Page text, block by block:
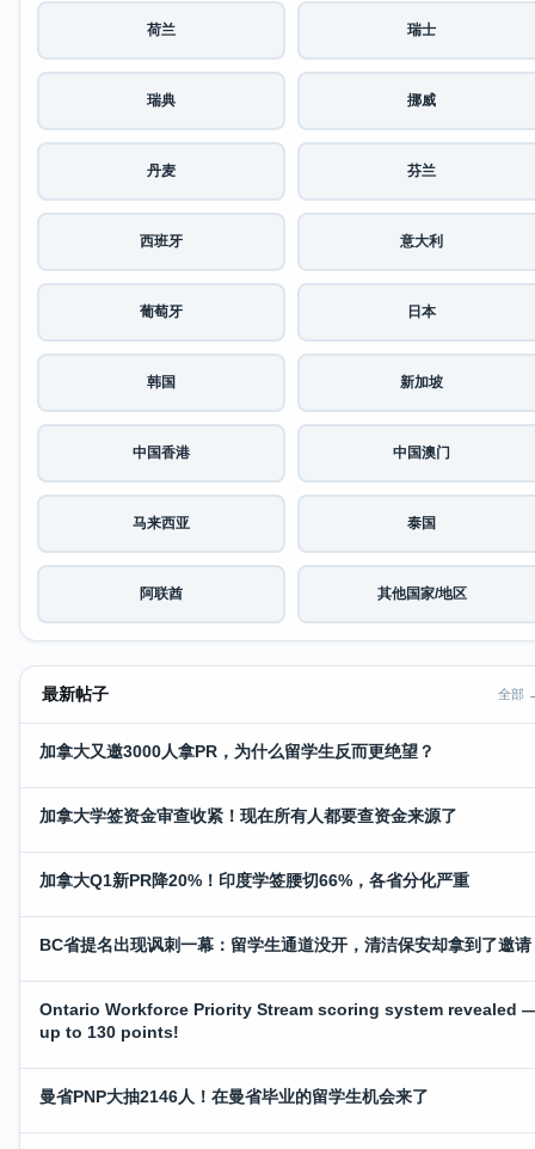
荷兰 瑞士
瑞典 挪威
丹麦 芬兰
西班牙 意大利
葡萄牙 日本
韩国 新加坡
中国香港 中国澳门
马来西亚 泰国
阿联酋 其他国家/地区
最新帖子 全部
加拿大又邀3000人拿PR，为什么留学生反而更绝望？
加拿大学签资金审查收紧！现在所有人都要查资金来源了
加拿大Q1新PR降20%！印度学签腰切66%，各省分化严重
BC省提名出现讽刺一幕：留学生通道没开，清洁保安却拿到了邀请
Ontario Workforce Priority Stream scoring system revealed
up to 130 points!
曼省PNP大抽2146人！在曼省毕业的留学生机会来了